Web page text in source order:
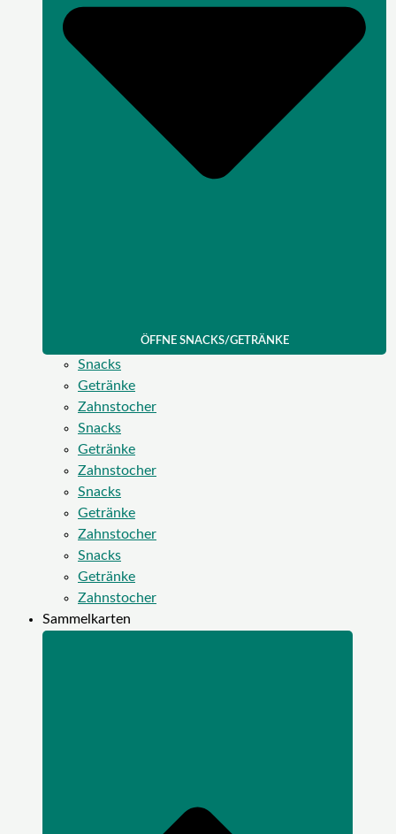
ÖFFNE SNACKS/GETRÄNKE
Snacks
Getränke
Zahnstocher
Snacks
Getränke
Zahnstocher
Snacks
Getränke
Zahnstocher
Snacks
Getränke
Zahnstocher
Sammelkarten